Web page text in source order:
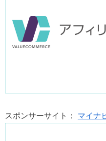
スポンサーサイト： マイナ